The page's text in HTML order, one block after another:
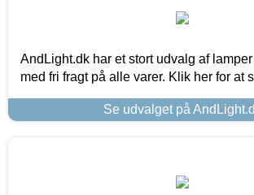
AndLight.dk har et stort udvalg af
med fri fragt på alle varer. Klik her for at
Se udvalget på